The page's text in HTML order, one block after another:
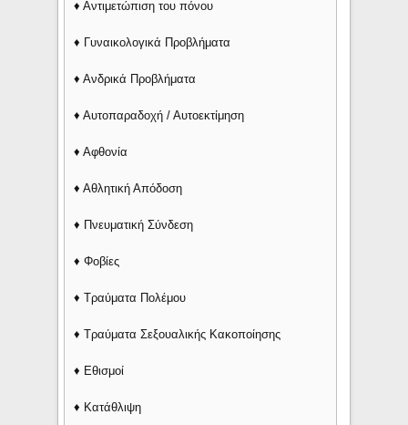
♦ Αντιμετώπιση του πόνου
♦ Γυναικολογικά Προβλήματα
♦ Ανδρικά Προβλήματα
♦ Αυτοπαραδοχή / Αυτοεκτίμηση
♦ Αφθονία
♦ Αθλητική Απόδοση
♦ Πνευματική Σύνδεση
♦ Φοβίες
♦ Τραύματα Πολέμου
♦ Τραύματα Σεξουαλικής Κακοποίησης
♦ Εθισμοί
♦ Κατάθλιψη